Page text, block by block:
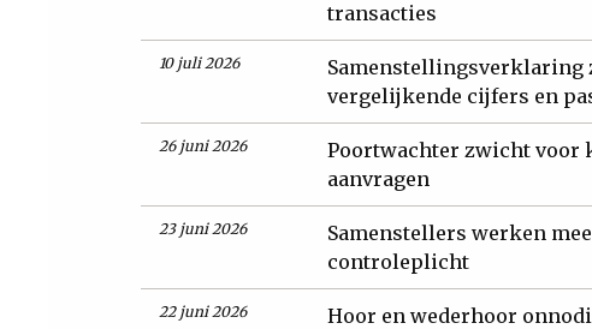
transacties
10 juli 2026
Samenstellingsverklaring
vergelijkende cijfers en
26 juni 2026
Poortwachter zwicht voor
aanvragen
23 juni 2026
Samenstellers werken
controleplicht
22 juni 2026
Hoor en wederhoor